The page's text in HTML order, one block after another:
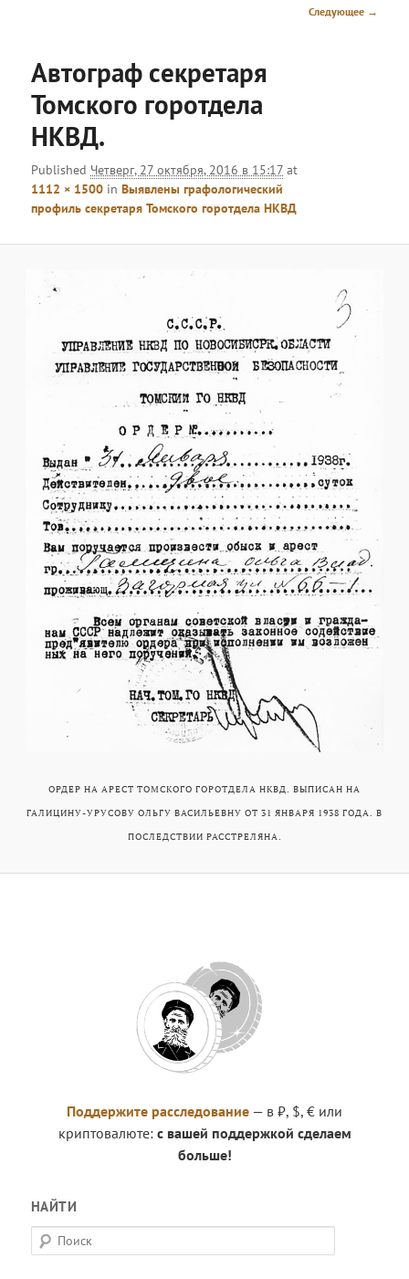
Навигация
Следующее →
Автограф секретаря
Томского горотдела
НКВД.
Published Четверг, 27 октября, 2016 в 15:17 at
1112 × 1500 inВыявлены графологический
профиль секретаря Томского горотдела НКВД
ОРДЕР НА АРЕСТ ТОМСКОГО ГОРОТДЕЛА НКВД. ВЫПИСАН НА
ГАЛИЦИНУ-УРУСОВУ ОЛЬГУ ВАСИЛЬЕВНУ ОТ 31 ЯНВАРЯ 1938 ГОДА. В
ПОСЛЕДСТВИИ РАССТРЕЛЯНА.
Поддержите расследование — в ₽, $, € или
криптовалюте: с вашей поддержкой сделаем
больше!
НАЙТИ
П
о